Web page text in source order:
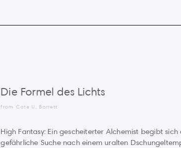
Die Formel des Lichts
from Cate U. Barrett
High Fantasy: Ein gescheiterter Alchemist begibt sich
gefährliche Suche nach einem uralten